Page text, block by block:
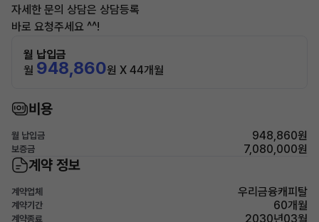
자세한 문의 상담은 상담등록
바로 요청주세요 ^^!
월 납입금
월 948,860원 X 44개월
비용
월 납입금 948,860원
보증금 7,080,000원
계약 정보
계약업체 우리금융캐피탈
계약기간 60개월
계약종료 2030년03월